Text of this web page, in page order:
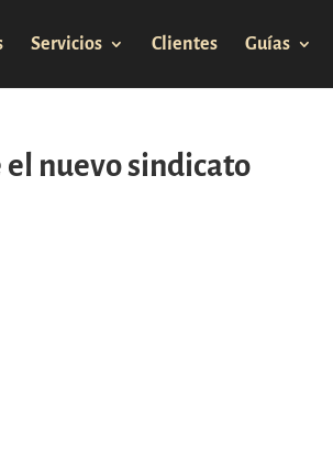
Servicios Clientes Guías
el nuevo sindicato